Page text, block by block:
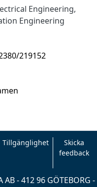
Engineering,
Engineering
219152
Tillgänglighet
Skicka
feedback
AB - 412 96 GÖTEBORG -